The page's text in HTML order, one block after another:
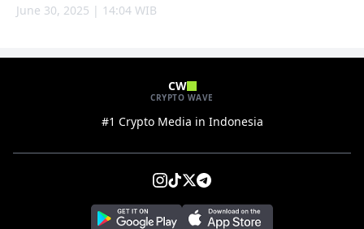
June 30, 2025 | 14:04 WIB
CW
CRYPTO WAVE
#1 Crypto Media in Indonesia